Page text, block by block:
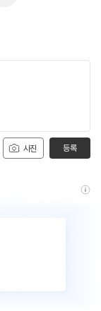
사진 등록